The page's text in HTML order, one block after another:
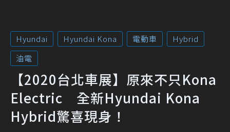
Hyundai Hyundai Kona 電動車
Hybrid
油電
【2020台北車展】原來不只Kona
Electric 全新Hyundai Kona
Hybrid驚喜現身！